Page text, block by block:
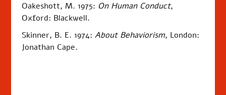
Oakeshott, M. 1975: On Human Conduct,
Oxford: Blackwell.
Skinner, B. E. 1974: About Behaviorism, London:
Jonathan Cape.